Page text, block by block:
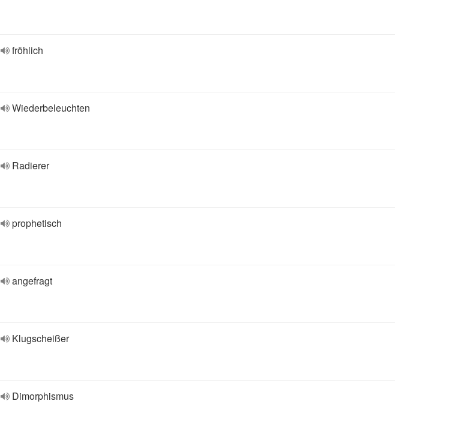
fröhlich
Wiederbeleuchten
Radierer
prophetisch
angefragt
Klugscheißer
Dimorphismus